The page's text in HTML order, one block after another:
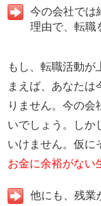
今の会社では
理由で、転職
もし、転職活動が
まえば、あなたは
りません。今の会
いでしょう。しか
いけません。仮に
お金に余裕がない
他にも、残業